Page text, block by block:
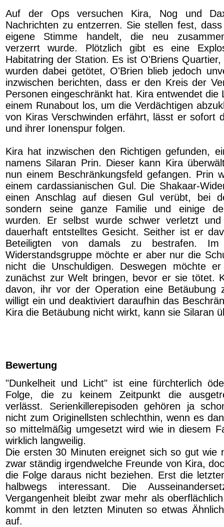
Auf der Ops versuchen Kira, Nog und
Nachrichten zu entzerren. Sie stellen fest,
eigene Stimme handelt, die neu
verzerrt wurde. Plötzlich gibt es eine
Habitatring der Station. Es ist O'Briens
wurden dabei getötet, O'Brien blieb jedoch
inzwischen berichten, dass er den Kreis der
Personen eingeschränkt hat. Kira entwendet die
einem Runabout los, um die Verdächtigen
von Kiras Verschwinden erfährt, lässt er sofort
und ihrer Ionenspur folgen.
Kira hat inzwischen den Richtigen gefunden,
namens Silaran Prin. Dieser kann Kira
nun einem Beschränkungsfeld gefangen. Prin
einem cardassianischen Gul. Die Shakaar-
einen Anschlag auf diesen Gul verübt, bei
sondern seine ganze Familie und einige
wurden. Er selbst wurde schwer verletzt
dauerhaft entstelltes Gesicht. Seither ist er
Beteiligten von damals zu bestrafen. Im
Widerstandsgruppe möchte er aber nur die
nicht die Unschuldigen. Deswegen möchte
zunächst zur Welt bringen, bevor er sie tötet.
davon, ihr vor der Operation eine Betäubung
willigt ein und deaktiviert daraufhin das
Kira die Betäubung nicht wirkt, kann sie Silaran
Bewertung
"Dunkelheit und Licht" ist eine fürchterlich
Folge, die zu keinem Zeitpunkt die
verlässt. Serienkillerepisoden gehören ja
nicht zum Originellsten schlechthin, wenn es
so mittelmäßig umgesetzt wird wie in diesem
wirklich langweilig.
Die ersten 30 Minuten ereignet sich so gut wie
zwar ständig irgendwelche Freunde von Kira,
die Folge daraus nicht beziehen. Erst die
halbwegs interessant. Die
Vergangenheit bleibt zwar mehr als
kommt in den letzten Minuten so etwas
auf.